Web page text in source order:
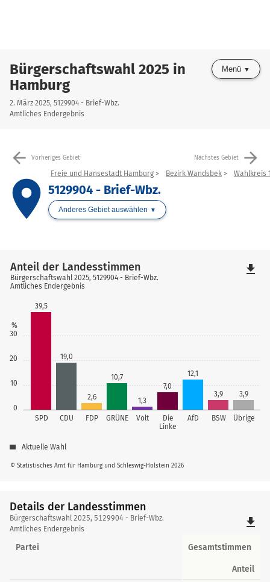
Bürgerschaftswahl 2025 in
Hamburg
2. März 2025, 5129904 - Brief-Wbz.
Amtliches Endergebnis
Menü
arrow_back Vorheriges Gebiet Nächstes Gebiet arrow_forward
place
Freie und Hansestadt Hamburg Bezirk Wandsbek Wahlkreis
5129904 - Brief-Wbz.
Anderes Gebiet auswählen
0
10
20
30
%
SPD CDU FDP GRÜNE Volt
Die
Linke
AfD BSW Übrige
39,5
19,0
2,6
10,7
1,3
7,0
12,1
3,9 3,9
© Statistisches Amt für Hamburg und Schleswig-Holstein 2026
Anteil der Landesstimmen
Bürgerschaftswahl 2025, 5129904 - Brief-Wbz.
Amtliches Endergebnis
Aktuelle Wahl
file_download
Details der Landesstimmen
Details
der
Landesstimmen
Bürgerschaftswahl 2025, 5129904 - Brief-Wbz.
Amtliches Endergebnis
file_download
Partei Gesamtstimmen
Anteil